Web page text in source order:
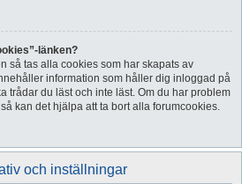
länken?
så tas alla cookies som har skapats av
information som håller dig inloggad på
trådar du läst och inte läst. Om du har problem
kan det hjälpa att ta bort alla forumcookies.
och inställningar